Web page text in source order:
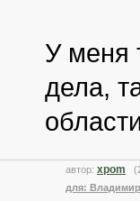
У меня
дела,
автор: xpom
для: